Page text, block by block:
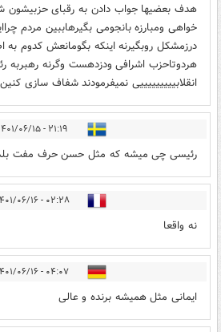
هدف بعضیها جواب دادن به رقبای
خواهی ومبارزه بانجومی بگیرهاببین مردم
درزمشکل روبگیرنه اینکه بگومانعش کدوم به
هردوتاحزب اشرافی ودزدهست وگرنه
انقلابیییییییییی نمیفرمودند شفاف سازی کنین
۲۱:۱۹ - ۱۴۰۱/۰۶/۱۵
رئیسی چی میشه که مثل حسن حرف مفت
۰۲:۲۸ - ۱۴۰۱/۰۶/۱۶
نه واقعا
۰۴:۰۷ - ۱۴۰۱/۰۶/۱۶
ایمانی مثل همیشه برنده و عالی